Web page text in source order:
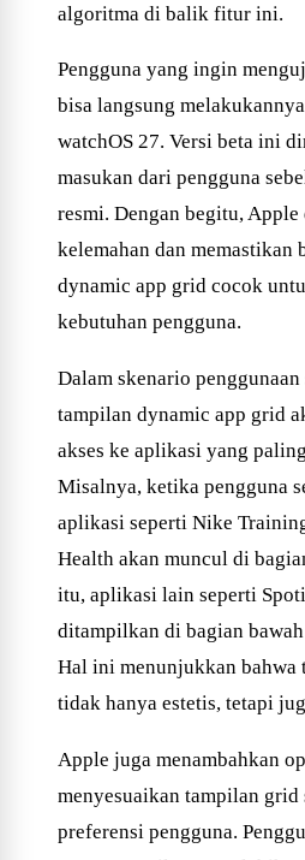
algoritma di balik fitur ini.
Pengguna yang ingin
bisa langsung
watchOS 27. Versi beta ini
masukan dari pengguna
resmi. Dengan begitu,
kelemahan dan memastikan
dynamic app grid cocok
kebutuhan pengguna.
Dalam skenario
tampilan dynamic app grid
akses ke aplikasi yang
Misalnya, ketika pengguna
aplikasi seperti Nike
Health akan muncul di
itu, aplikasi lain seperti
ditampilkan di bagian
Hal ini menunjukkan bahwa
tidak hanya estetis, tetapi
Apple juga menambahkan
menyesuaikan tampilan grid
preferensi pengguna.